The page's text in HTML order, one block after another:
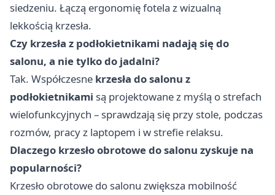
siedzeniu. Łączą ergonomię fotela z wizualną
lekkością krzesła.
Czy krzesła z podłokietnikami nadają się do
salonu, a nie tylko do jadalni?
Tak. Współczesne krzesła do salonu z
podłokietnikami są projektowane z myślą o strefach
wielofunkcyjnych – sprawdzają się przy stole, podczas
rozmów, pracy z laptopem i w strefie relaksu.
Dlaczego krzesło obrotowe do salonu zyskuje na
popularności?
Krzesło obrotowe do salonu zwiększa mobilność